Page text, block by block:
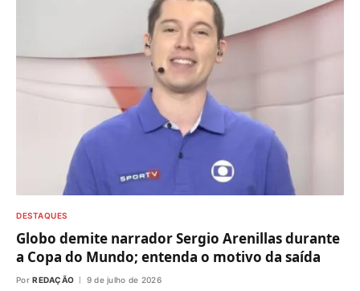
DESTAQUES
Globo demite narrador Sergio Arenillas durante
a Copa do Mundo; entenda o motivo da saída
Por REDAÇÃO 9 de julho de 2026